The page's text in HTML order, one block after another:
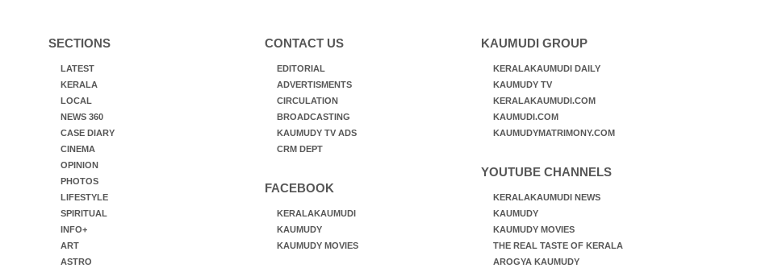
SECTIONS
LATEST
KERALA
LOCAL
NEWS 360
CASE DIARY
CINEMA
OPINION
PHOTOS
LIFESTYLE
SPIRITUAL
INFO+
ART
ASTRO
CONTACT US
EDITORIAL
ADVERTISMENTS
CIRCULATION
BROADCASTING
KAUMUDY TV ADS
CRM DEPT
FACEBOOK
KERALAKAUMUDI
KAUMUDY
KAUMUDY MOVIES
KAUMUDI GROUP
KERALAKAUMUDI DAILY
KAUMUDY TV
KERALAKAUMUDI.COM
KAUMUDI.COM
KAUMUDYMATRIMONY.COM
YOUTUBE CHANNELS
KERALAKAUMUDI NEWS
KAUMUDY
KAUMUDY MOVIES
THE REAL TASTE OF KERALA
AROGYA KAUMUDY